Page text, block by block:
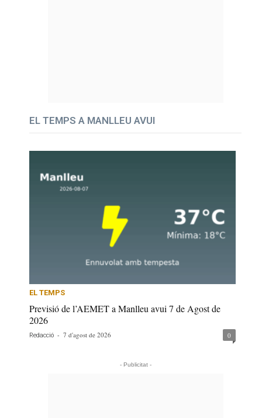
EL TEMPS A MANLLEU AVUI
EL TEMPS
Previsió de l’AEMET a Manlleu avui 7 de Agost de
2026
Redacció - 7 d'agost de 2026 0
- Publicitat -